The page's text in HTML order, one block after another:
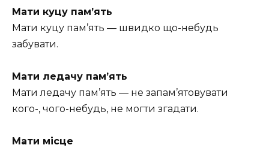
Мати куцу пам’ять
Мати куцу пам’ять — швидко що-небудь
забувати.
Мати ледачу пам’ять
Мати ледачу пам’ять — не запам’ятовувати
кого-, чого-небудь, не могти згадати.
Мати місце